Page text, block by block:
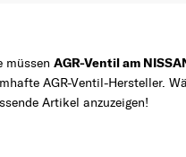
QASHQAI /
+2
müssen AGR-Ventil am
AGR-Ventil-Hersteller.
Artikel anzuzeigen!